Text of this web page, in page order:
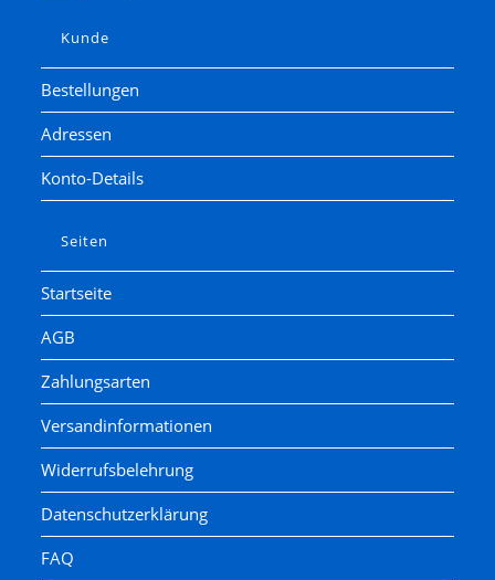
Kunde
Bestellungen
Adressen
Konto-Details
Seiten
Startseite
AGB
Zahlungsarten
Versandinformationen
Widerrufsbelehrung
Datenschutzerklärung
FAQ